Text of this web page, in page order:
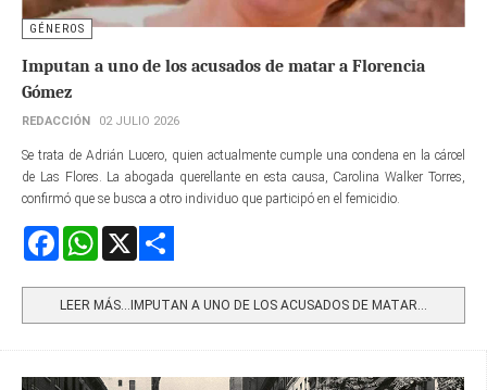
GÉNEROS
Imputan a uno de los acusados de matar a Florencia
Gómez
REDACCIÓN 02 JULIO 2026
Se trata de Adrián Lucero, quien actualmente cumple una condena en la cárcel
de Las Flores. La abogada querellante en esta causa, Carolina Walker Torres,
confirmó que se busca a otro individuo que participó en el femicidio.
FacebookWhatsApp
LEER MÁS…IMPUTAN A UNO DE LOS ACUSADOS DE MATAR...